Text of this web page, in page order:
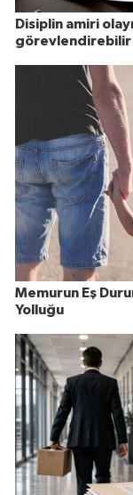
Disiplin amiri
görevlendirebilir
Memurun Eş
Yolluğu